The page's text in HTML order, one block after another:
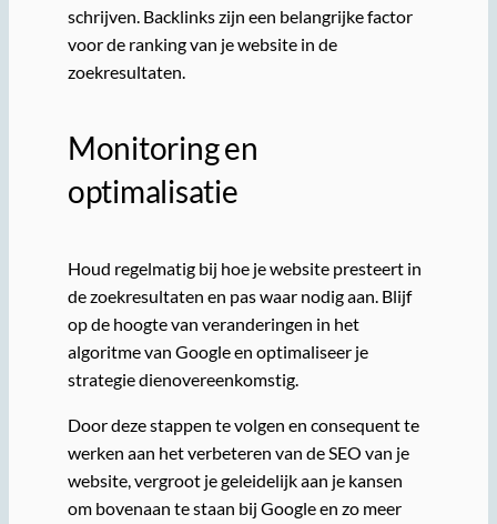
schrijven. Backlinks zijn een belangrijke factor
voor de ranking van je website in de
zoekresultaten.
Monitoring en
optimalisatie
Houd regelmatig bij hoe je website presteert in
de zoekresultaten en pas waar nodig aan. Blijf
op de hoogte van veranderingen in het
algoritme van Google en optimaliseer je
strategie dienovereenkomstig.
Door deze stappen te volgen en consequent te
werken aan het verbeteren van de SEO van je
website, vergroot je geleidelijk aan je kansen
om bovenaan te staan bij Google en zo meer